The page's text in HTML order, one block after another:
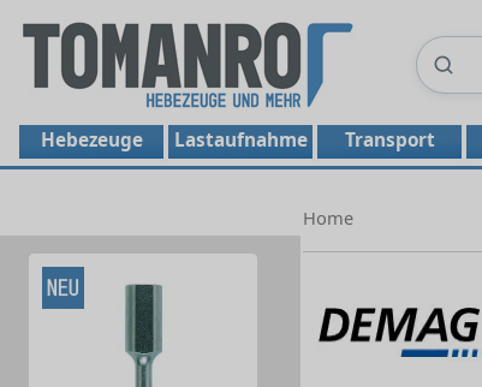
Hebezeuge Lastaufnahme Transport
Home